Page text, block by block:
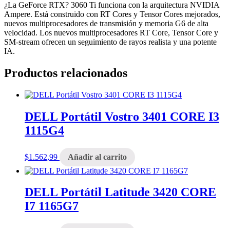
¿La GeForce RTX? 3060 Ti funciona con la arquitectura NVIDIA
Ampere. Está construido con RT Cores y Tensor Cores mejorados,
nuevos multiprocesadores de transmisión y memoria G6 de alta
velocidad. Los nuevos multiprocesadores RT Core, Tensor Core y
SM-stream ofrecen un seguimiento de rayos realista y una potente
IA.
Productos relacionados
DELL Portátil Vostro 3401 CORE I3
1115G4
$1.562,99 Añadir al carrito
DELL Portátil Latitude 3420 CORE
I7 1165G7